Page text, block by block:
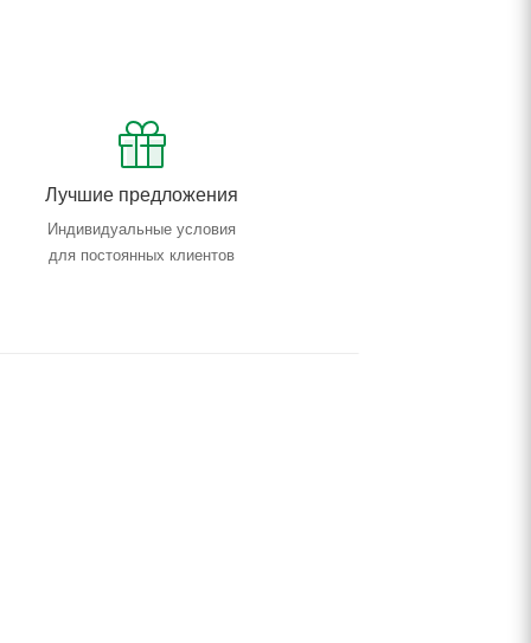
Лучшие предложения
Индивидуальные условия
для постоянных клиентов